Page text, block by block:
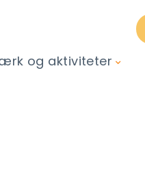
og aktiviteter